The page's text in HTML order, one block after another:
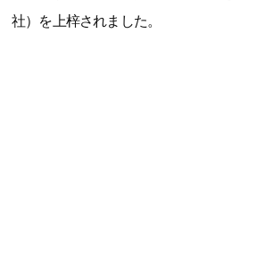
社）を上梓されました。